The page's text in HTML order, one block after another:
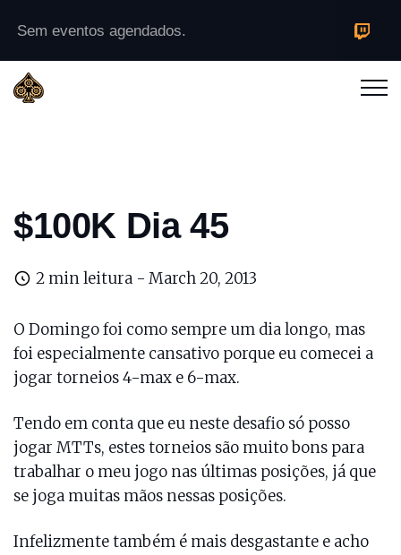
Sem eventos agendados.
$100K Dia 45
2 min leitura - March 20, 2013
O Domingo foi como sempre um dia longo, mas
foi especialmente cansativo porque eu comecei a
jogar torneios 4-max e 6-max.
Tendo em conta que eu neste desafio só posso
jogar MTTs, estes torneios são muito bons para
trabalhar o meu jogo nas últimas posições, já que
se joga muitas mãos nessas posições.
Infelizmente também é mais desgastante e acho